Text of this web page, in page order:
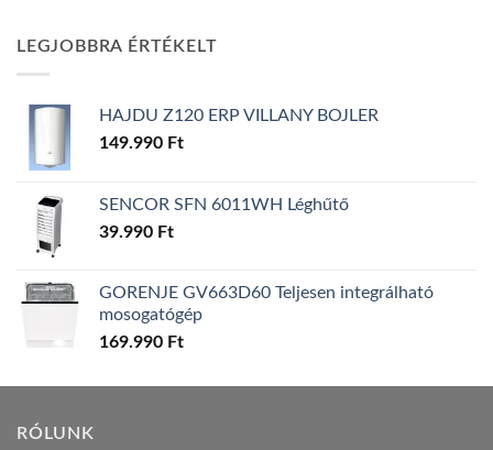
157.990 Ft.
LEGJOBBRA ÉRTÉKELT
HAJDU Z120 ERP VILLANY BOJLER
149.990 Ft
SENCOR SFN 6011WH Léghűtő
39.990 Ft
GORENJE GV663D60 Teljesen integrálható
mosogatógép
169.990 Ft
RÓLUNK